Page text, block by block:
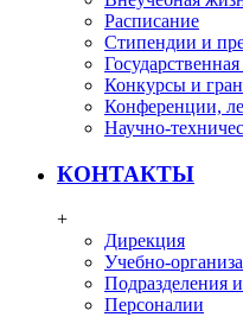
Расписание
Стипендии и
Конкурсы и
Конференции,
Научно-
КОНТАКТЫ
+
Дирекция
Учебно-
Подразделения
Персоналии